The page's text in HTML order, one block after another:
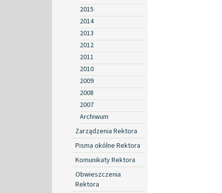
2015
2014
2013
2012
2011
2010
2009
2008
2007
Archiwum
Zarządzenia Rektora
Pisma okólne Rektora
Komunikaty Rektora
Obwieszczenia
Rektora